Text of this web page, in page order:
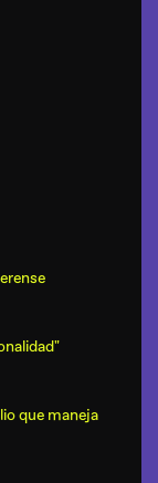
que maneja